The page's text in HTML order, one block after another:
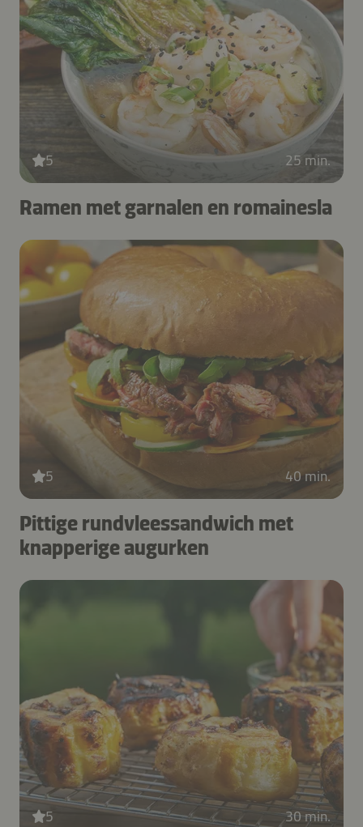
5 25 min.
Ramen met garnalen en romainesla
5 40 min.
Pittige rundvleessandwich met
knapperige augurken
5 30 min.